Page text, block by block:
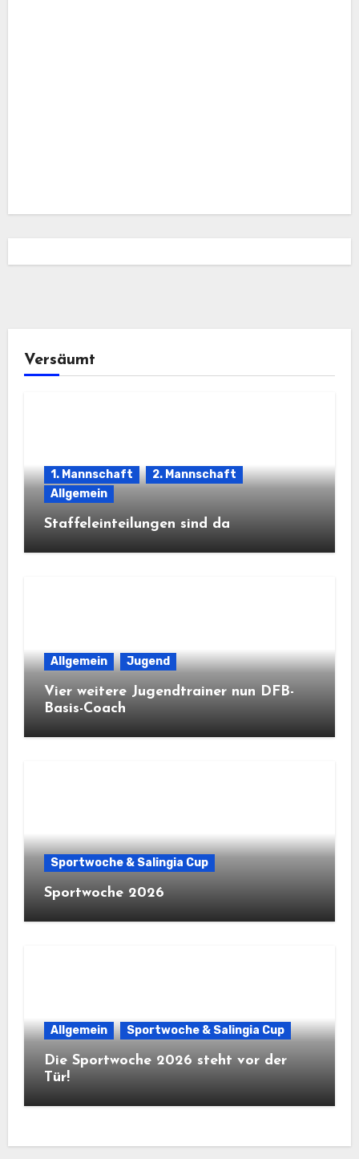
Versäumt
1. Mannschaft
2. Mannschaft
Allgemein
Staffeleinteilungen sind da
Allgemein Jugend
Vier weitere Jugendtrainer nun DFB-
Basis-Coach
Sportwoche & Salingia Cup
Sportwoche 2026
Allgemein Sportwoche & Salingia Cup
Die Sportwoche 2026 steht vor der
Tür!